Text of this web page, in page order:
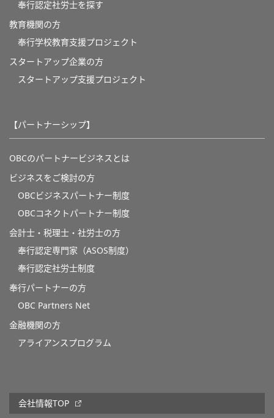
奉行認定社労士を探す
教育機関の方
奉⾏学校教育⽀援プロジェクト
スタートアップ企業の方
スタートアップ支援プロジェクト
【パートナーシップ】
OBCのパートナービジネスとは
ビジネスをご検討の方
OBCビジネスパートナー制度
OBCコネクトパートナー制度
会計士・税理士・社労士の方
奉行認定専門家（ASOS制度）
奉行認定社労士制度
奉行パートナーの方
OBC Partners Net
金融機関の方
アライアンスプログラム
会社情報TOP